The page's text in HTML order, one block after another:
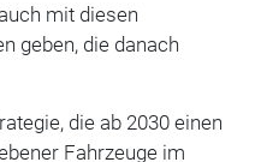
mit diesen
geben, die danach
die ab 2030 einen
Fahrzeuge im